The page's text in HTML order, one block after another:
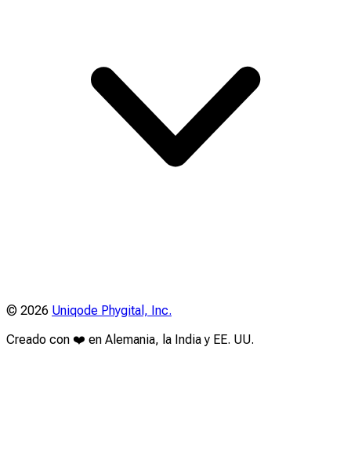
© 2026 Uniqode Phygital, Inc.
Creado con ❤️ en Alemania, la India y EE. UU.